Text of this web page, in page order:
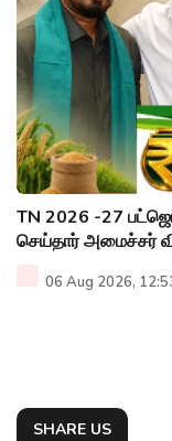
TN 2026 -27
செய்தார் அமைச்சர்
06 Aug 2026,
SHARE US